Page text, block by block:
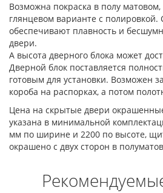
Возможна покраска в полу
глянцевом варианте с
обеспечивают плавность и
двери.
А высота дверного блока может
Дверной блок поставляется
готовым для установки. Возможен
короба на распорках, а потом
Цена на скрытые двери
указана в минимальной
мм по ширине и 2200 по высоте,
окрашено с двух сторон в